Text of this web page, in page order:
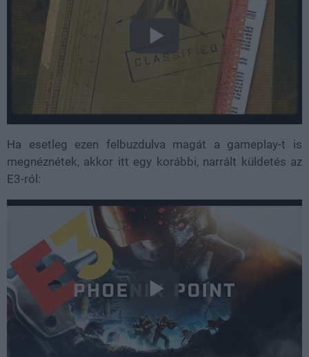
Ha esetleg ezen felbuzdulva magát a gameplay-t is
megnéznétek, akkor itt egy korábbi, narrált küldetés az
E3-ról: